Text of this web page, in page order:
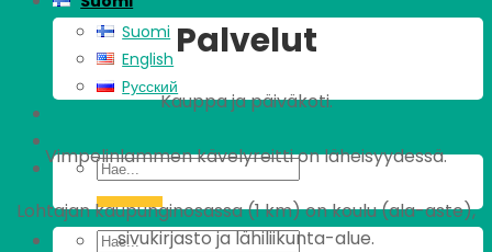
Suomi
English
Pусский
Palvelut
Kauppa ja päiväkoti.
Vimpelinlammen kävelyreitti on läheisyydessä.
Lohtajan kaupunginosassa (1 km) on koulu (ala-aste),
sivukirjasto ja lähiliikunta-alue.